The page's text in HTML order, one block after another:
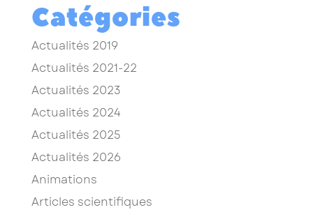
Catégories
Actualités 2019
Actualités 2021-22
Actualités 2023
Actualités 2024
Actualités 2025
Actualités 2026
Animations
Articles scientifiques